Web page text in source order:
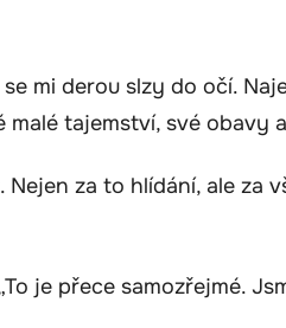
mi derou slzy do očí.
malé tajemství, své obavy
za to hlídání, ale za
je přece samozřejmé.